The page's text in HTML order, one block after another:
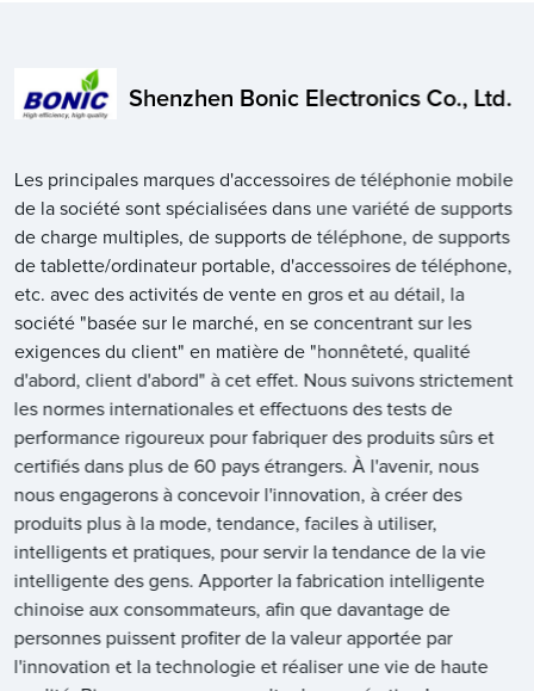
Shenzhen Bonic Electronics Co., Ltd.
Les principales marques d'accessoires de téléphonie mobile
de la société sont spécialisées dans une variété de supports
de charge multiples, de supports de téléphone, de supports
de tablette/ordinateur portable, d'accessoires de téléphone,
etc. avec des activités de vente en gros et au détail, la
société "basée sur le marché, en se concentrant sur les
exigences du client" en matière de "honnêteté, qualité
d'abord, client d'abord" à cet effet. Nous suivons strictement
les normes internationales et effectuons des tests de
performance rigoureux pour fabriquer des produits sûrs et
certifiés dans plus de 60 pays étrangers. À l'avenir, nous
nous engagerons à concevoir l'innovation, à créer des
produits plus à la mode, tendance, faciles à utiliser,
intelligents et pratiques, pour servir la tendance de la vie
intelligente des gens. Apporter la fabrication intelligente
chinoise aux consommateurs, afin que davantage de
personnes puissent profiter de la valeur apportée par
l'innovation et la technologie et réaliser une vie de haute